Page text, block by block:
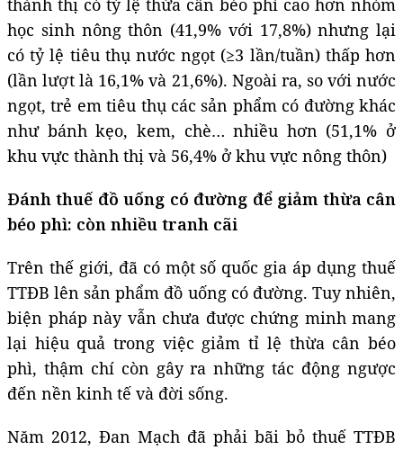
thành thị có tỷ lệ thừa cân béo phì cao hơn nhóm
học sinh nông thôn (41,9% với 17,8%) nhưng lại
có tỷ lệ tiêu thụ nước ngọt (≥3 lần/tuần) thấp hơn
(lần lượt là 16,1% và 21,6%). Ngoài ra, so với nước
ngọt, trẻ em tiêu thụ các sản phẩm có đường khác
như bánh kẹo, kem, chè… nhiều hơn (51,1% ở
khu vực thành thị và 56,4% ở khu vực nông thôn)
Đánh thuế đồ uống có đường để giảm thừa cân
béo phì: còn nhiều tranh cãi
Trên thế giới, đã có một số quốc gia áp dụng thuế
TTĐB lên sản phẩm đồ uống có đường. Tuy nhiên,
biện pháp này vẫn chưa được chứng minh mang
lại hiệu quả trong việc giảm tỉ lệ thừa cân béo
phì, thậm chí còn gây ra những tác động ngược
đến nền kinh tế và đời sống.
Năm 2012, Đan Mạch đã phải bãi bỏ thuế TTĐB